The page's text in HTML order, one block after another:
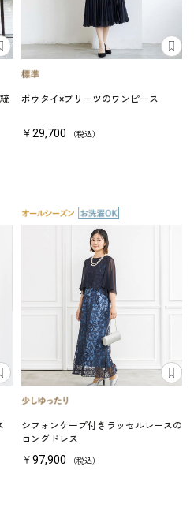
ボウタイ×プリーツのワンピース
￥29,700 （税込）
シフォンケープ付きラッセルレースの
ロングドレス
￥97,900 （税込）